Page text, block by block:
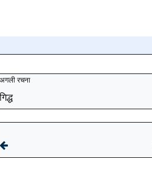
अगली रचना
गिद्ध